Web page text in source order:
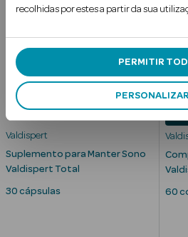
recolhidas por estes a partir da sua
PERMITIR
PERSONALIZAR
Rosto e
Ver Tudo
Rosto
Hidratantes
Valdispert
Suplemento para Manter Sono
Valdispert Total
30 cápsulas 60